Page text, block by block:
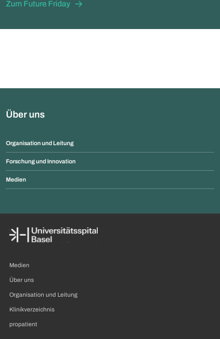
Zum Future Friday
Über uns
Organisation und Leitung
Forschung und Innovation
Medien
Medien
Über uns
Organisation und Leitung
Klinikverzeichnis
propatient